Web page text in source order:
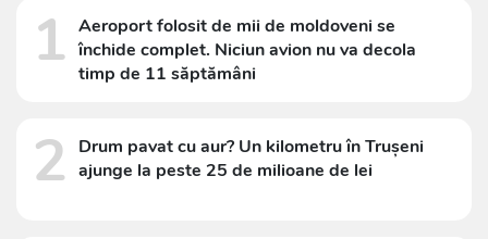
1 Aeroport folosit de mii de moldoveni se
închide complet. Niciun avion nu va decola
timp de 11 săptămâni
2
Drum pavat cu aur? Un kilometru în Trușeni
ajunge la peste 25 de milioane de lei